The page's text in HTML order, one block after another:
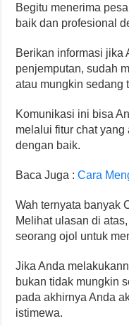
Begitu menerima
baik dan profesional
Berikan informasi jika
penjemputan, sudah
atau mungkin sedang
Komunikasi ini bisa
melalui fitur chat
dengan baik.
Baca Juga :Cara
Wah ternyata banyak
Melihat ulasan di
seorang ojol untuk
Jika Anda
bukan tidak mungkin
pada akhirnya Anda
istimewa.